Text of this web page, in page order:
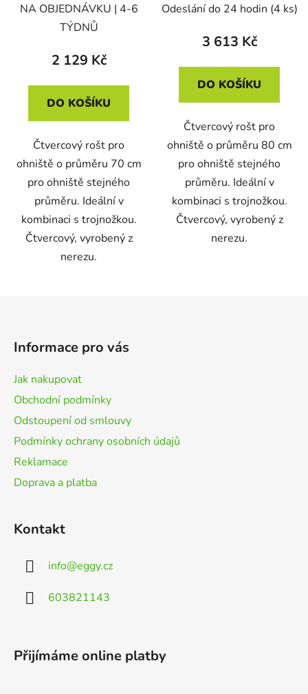
NA OBJEDNÁVKU | 4-6
TÝDNŮ
2 129 Kč
DO KOŠÍKU
Čtvercový rošt pro
ohniště o průměru 70 cm
pro ohniště stejného
průměru. Ideální v
kombinaci s trojnožkou.
Čtvercový, vyrobený z
nerezu.
Odeslání do 24 hodin (4 ks)
3 613 Kč
DO KOŠÍKU
Čtvercový rošt pro
ohniště o průměru 80 cm
pro ohniště stejného
průměru. Ideální v
kombinaci s trojnožkou.
Čtvercový, vyrobený z
nerezu.
Informace pro vás
Jak nakupovat
Obchodní podmínky
Odstoupení od smlouvy
Podmínky ochrany osobních údajů
Reklamace
Doprava a platba
Kontakt
info@eggy.cz
603821143
Přijímáme online platby